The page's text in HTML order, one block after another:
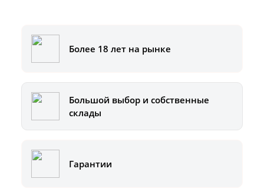
Более 18 лет на рынке
Большой выбор и собственные
склады
Гарантии